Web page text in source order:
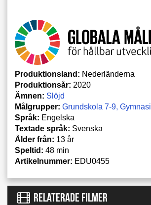
Produktionsland: Nederländerna
Produktionsår: 2020
Ämnen: Slöjd
Målgrupper: Grundskola 7-9
Språk: Engelska
Textade språk: Svenska
Ålder från: 13 år
Speltid: 48 min
Artikelnummer: EDU0455
RELATERADE FILMER